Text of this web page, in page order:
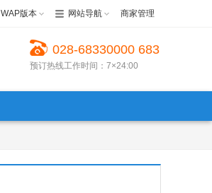
WAP版本 网站导航 商家管理
028-68330000 683
30022 68623999
预订热线工作时间：7×24:00